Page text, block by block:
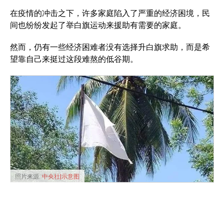
在疫情的冲击之下，许多家庭陷入了严重的经济困境，民
间也纷纷发起了举白旗运动来援助有需要的家庭。
然而，仍有一些经济困难者没有选择升白旗求助，而是希
望靠自己来挺过这段难熬的低谷期。
照片来源:中央社|示意图